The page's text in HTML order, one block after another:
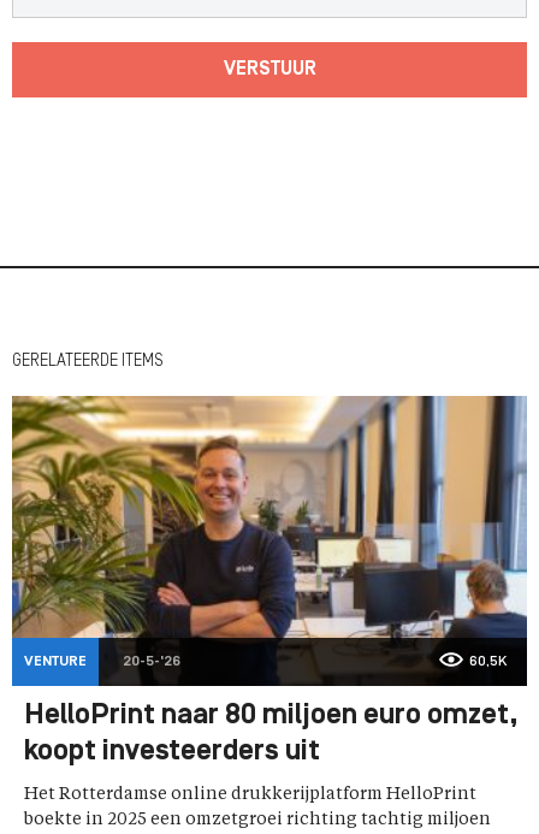
VERSTUUR
GERELATEERDE ITEMS
VENTURE 20-5-'26 60,5K
HelloPrint naar 80 miljoen euro omzet,
koopt investeerders uit
Het Rotterdamse online drukkerijplatform HelloPrint
boekte in 2025 een omzetgroei richting tachtig miljoen